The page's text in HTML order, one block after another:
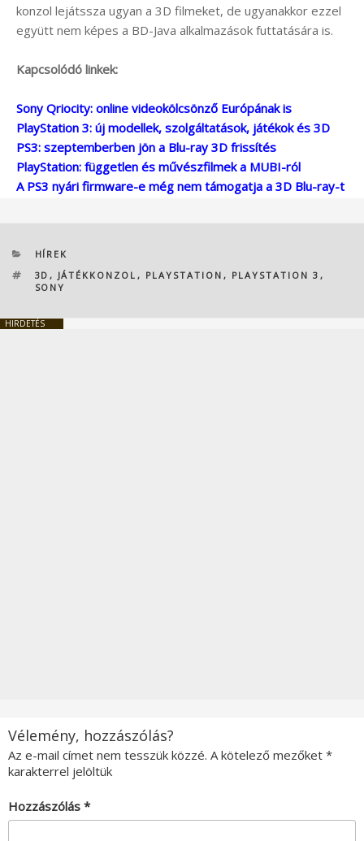
konzol lejátssza ugyan a 3D filmeket, de ugyanakkor ezzel
együtt nem képes a BD-Java alkalmazások futtatására is.
Kapcsolódó linkek:
Sony Qriocity: online videokölcsönző Európának is
PlayStation 3: új modellek, szolgáltatások, játékok és 3D
PS3: szeptemberben jön a Blu-ray 3D frissítés
PlayStation: független és művészfilmek a MUBI-ról
A PS3 nyári firmware-e még nem támogatja a 3D Blu-ray-t
KATEGÓRIÁK
HÍREK
CÍMKÉK
3D , JÁTÉKKONZOL , PLAYSTATION , PLAYSTATION 3 ,
SONY
HIRDETÉS
Vélemény, hozzászólás?
Az e-mail címet nem tesszük közzé. A kötelező mezőket *
karakterrel jelöltük
Hozzászólás *